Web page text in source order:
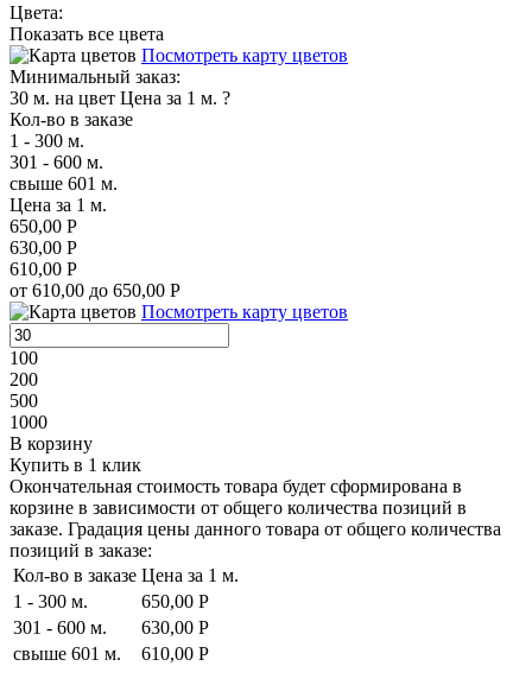
Цвета:
Показать все цвета
Посмотреть карту цветов
Минимальный заказ:
30 м. на цвет Цена за 1 м. ?
Кол-во в заказе
1 - 300 м.
301 - 600 м.
свыше 601 м.
Цена за 1 м.
650,00 Р
630,00 Р
610,00 Р
от 610,00 до 650,00 Р
Посмотреть карту цветов
100
200
500
1000
В корзину
Купить в 1 клик
Окончательная стоимость товара будет сформирована в
корзине в зависимости от общего количества позиций в
заказе. Градация цены данного товара от общего количества
позиций в заказе:
Кол-во в заказе Цена за 1 м.
1 - 300 м.
650,00 Р
301 - 600 м.
630,00 Р
свыше 601 м.
610,00 Р